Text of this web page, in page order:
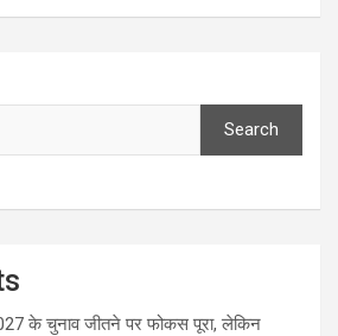
Search
के चुनाव जीतने पर फोकस पूरा, लेकिन